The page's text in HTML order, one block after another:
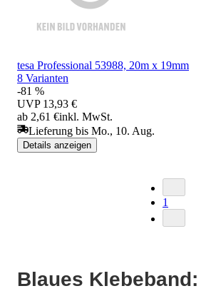
tesa Professional 53988, 20m x 19mm
8 Varianten
-81 %
UVP 13,93 €
ab 2,61 €inkl. MwSt.
Lieferung bis Mo., 10. Aug.
Details anzeigen
1
Blaues Klebeband: